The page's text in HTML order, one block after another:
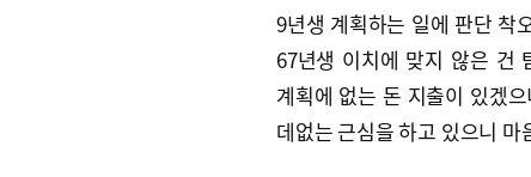
9년생 계획하는 일에 판단 착
67년생 이치에 맞지 않은 건
계획에 없는 돈 지출이 있겠
데없는 근심을 하고 있으니 마